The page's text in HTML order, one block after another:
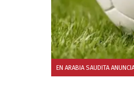
EN ARABIA SAUDITA